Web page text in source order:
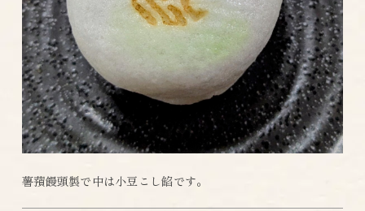
薯蕷饅頭製で中は小豆こし餡です。